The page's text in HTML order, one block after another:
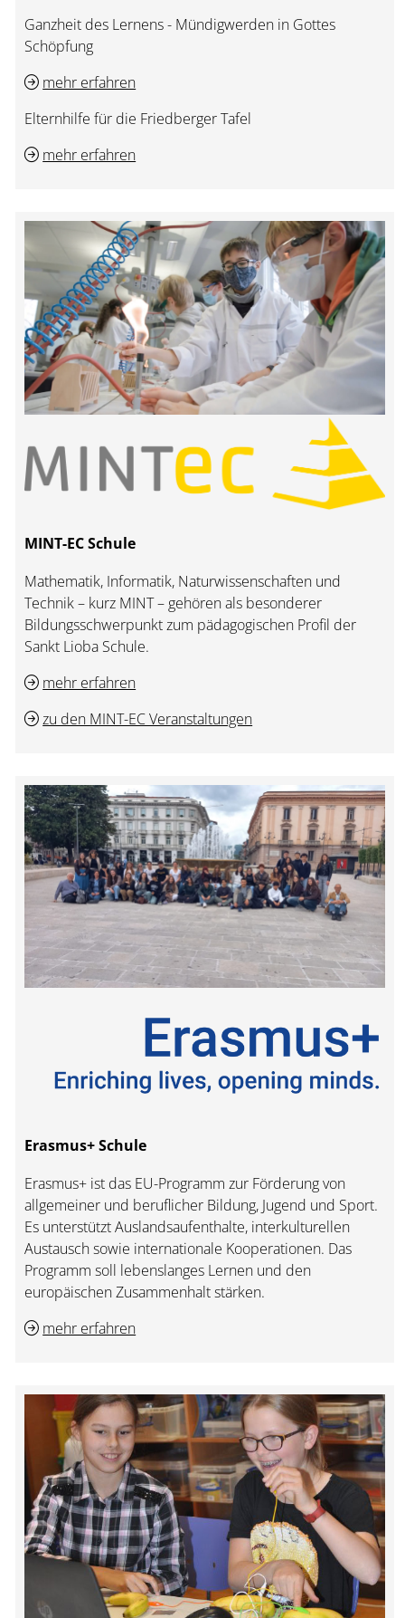
Ganzheit des Lernens - Mündigwerden in Gottes
Schöpfung
mehr erfahren
Elternhilfe für die Friedberger Tafel
mehr erfahren
MINT-EC Schule
Mathematik, Informatik, Naturwissenschaften und
Technik – kurz MINT – gehören als besonderer
Bildungsschwerpunkt zum pädagogischen Profil der
Sankt Lioba Schule.
mehr erfahren
zu den MINT-EC Veranstaltungen
Erasmus+ Schule
Erasmus+ ist das EU-Programm zur Förderung von
allgemeiner und beruflicher Bildung, Jugend und Sport.
Es unterstützt Auslandsaufenthalte, interkulturellen
Austausch sowie internationale Kooperationen. Das
Programm soll lebenslanges Lernen und den
europäischen Zusammenhalt stärken.
mehr erfahren